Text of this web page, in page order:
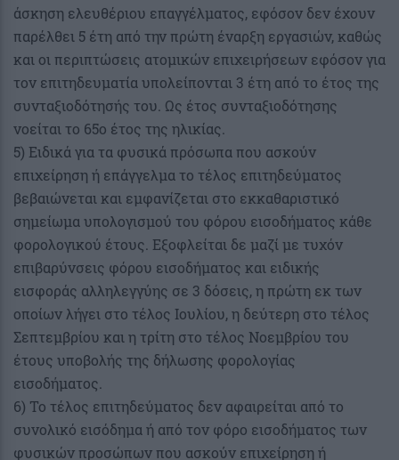
άσκηση ελευθέριου επαγγέλματος, εφόσον δεν έχουν
παρέλθει 5 έτη από την πρώτη έναρξη εργασιών, καθώς
και οι περιπτώσεις ατομικών επιχειρήσεων εφόσον για
τον επιτηδευματία υπολείπονται 3 έτη από το έτος της
συνταξιοδότησής του. Ως έτος συνταξιοδότησης
νοείται το 65ο έτος της ηλικίας.
5) Ειδικά για τα φυσικά πρόσωπα που ασκούν
επιχείρηση ή επάγγελμα το τέλος επιτηδεύματος
βεβαιώνεται και εμφανίζεται στο εκκαθαριστικό
σημείωμα υπολογισμού του φόρου εισοδήματος κάθε
φορολογικού έτους. Εξοφλείται δε μαζί με τυχόν
επιβαρύνσεις φόρου εισοδήματος και ειδικής
εισφοράς αλληλεγγύης σε 3 δόσεις, η πρώτη εκ των
οποίων λήγει στο τέλος Ιουλίου, η δεύτερη στο τέλος
Σεπτεμβρίου και η τρίτη στο τέλος Νοεμβρίου του
έτους υποβολής της δήλωσης φορολογίας
εισοδήματος.
6) Το τέλος επιτηδεύματος δεν αφαιρείται από το
συνολικό εισόδημα ή από τον φόρο εισοδήματος των
φυσικών προσώπων που ασκούν επιχείρηση ή